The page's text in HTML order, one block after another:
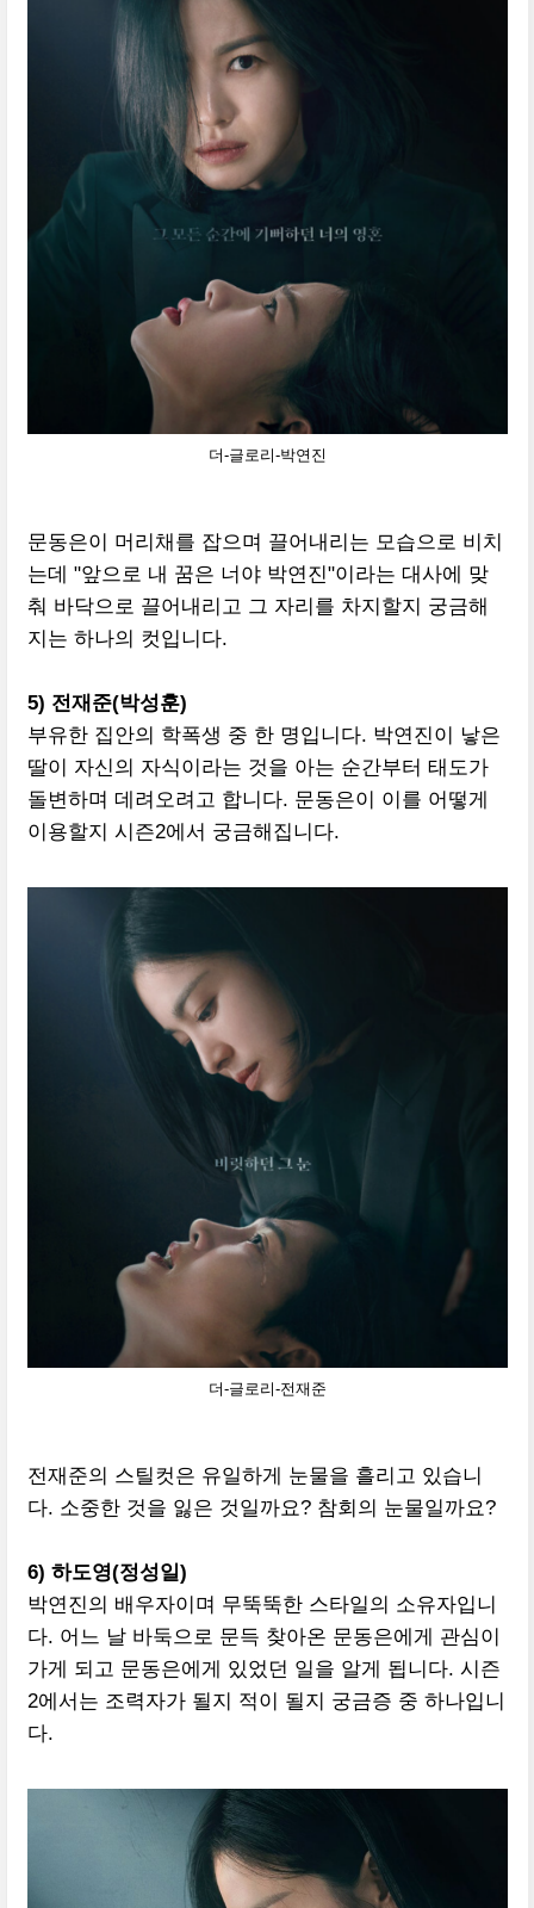
더-글로리-박연진
문동은이 머리채를 잡으며 끌어내리는 모습으로 비치
는데 "앞으로 내 꿈은 너야 박연진"이라는 대사에 맞
춰 바닥으로 끌어내리고 그 자리를 차지할지 궁금해
지는 하나의 컷입니다.
5) 전재준(박성훈)
부유한 집안의 학폭생 중 한 명입니다. 박연진이 낳은
딸이 자신의 자식이라는 것을 아는 순간부터 태도가
돌변하며 데려오려고 합니다. 문동은이 이를 어떻게
이용할지 시즌2에서 궁금해집니다.
더-글로리-전재준
전재준의 스틸컷은 유일하게 눈물을 흘리고 있습니
다. 소중한 것을 잃은 것일까요? 참회의 눈물일까요?
6) 하도영(정성일)
박연진의 배우자이며 무뚝뚝한 스타일의 소유자입니
다. 어느 날 바둑으로 문득 찾아온 문동은에게 관심이
가게 되고 문동은에게 있었던 일을 알게 됩니다. 시즌
2에서는 조력자가 될지 적이 될지 궁금증 중 하나입니
다.